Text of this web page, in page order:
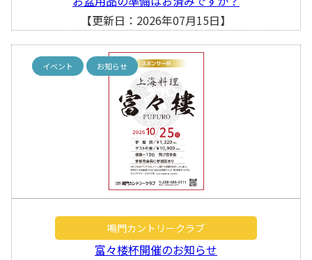
【更新日：2026年07月15日】
イベント お知らせ
鳴門カントリークラブ
富々楼杯開催のお知らせ